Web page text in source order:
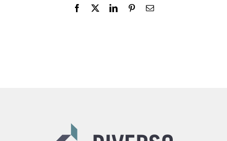
Facebook LinkedInPinterestEmail